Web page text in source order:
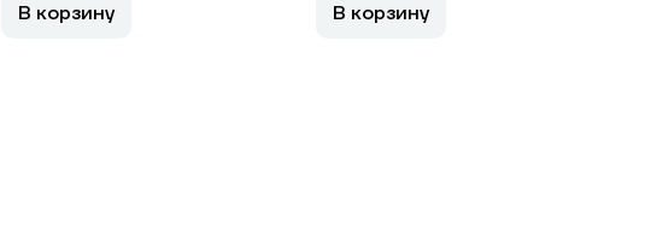
В корзину В корзину